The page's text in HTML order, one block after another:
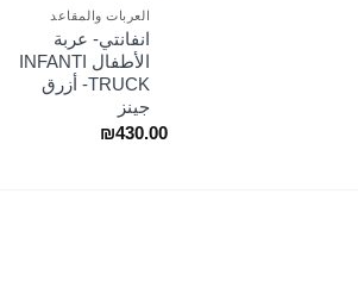
العربات والمقاعد
انفانتي- عربة
الأطفال INFANTI
TRUCK- أزرق
جينز
₪430.00